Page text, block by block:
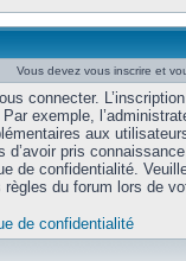
Vous devez vous inscrire et
connecter.
exemple,
aux
pris
de confidentialité.
du forum lors de
de confidentialité